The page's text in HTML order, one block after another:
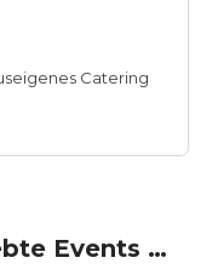
Catering
Beliebte Events in Kitzbühel